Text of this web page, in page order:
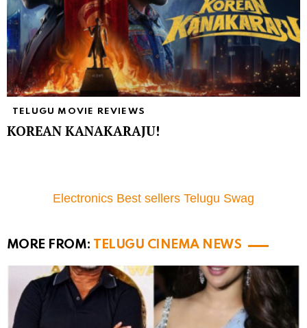
TELUGU MOVIE REVIEWS
KOREAN KANAKARAJU!
Electronics Best sellers Telugu Swag
MORE FROM: TELUGU CINEMA NEWS